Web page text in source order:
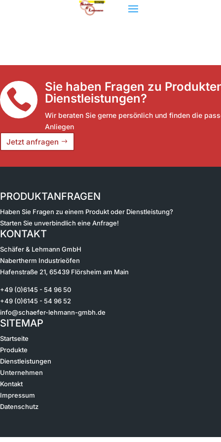

Sie haben Fragen zu
Dienstleistungen?
Wir beraten Sie gerne persönlich und finden die
Anliegen
Jetzt anfragen
PRODUKTANFRAGEN
Haben Sie Fragen zu einem Produkt oder Dienstleistung?
Starten Sie unverbindlich eine Anfrage!
KONTAKT
Schäfer & Lehmann GmbH
Nabertherm Industrieöfen
Hafenstraße 21, 65439 Flörsheim am Main
+49 (0)6145 - 54 96 50
+49 (0)6145 - 54 96 52
info@schaefer-lehmann-gmbh.de
SITEMAP
Startseite
Produkte
Dienstleistungen
Unternehmen
Kontakt
Impressum
Datenschutz